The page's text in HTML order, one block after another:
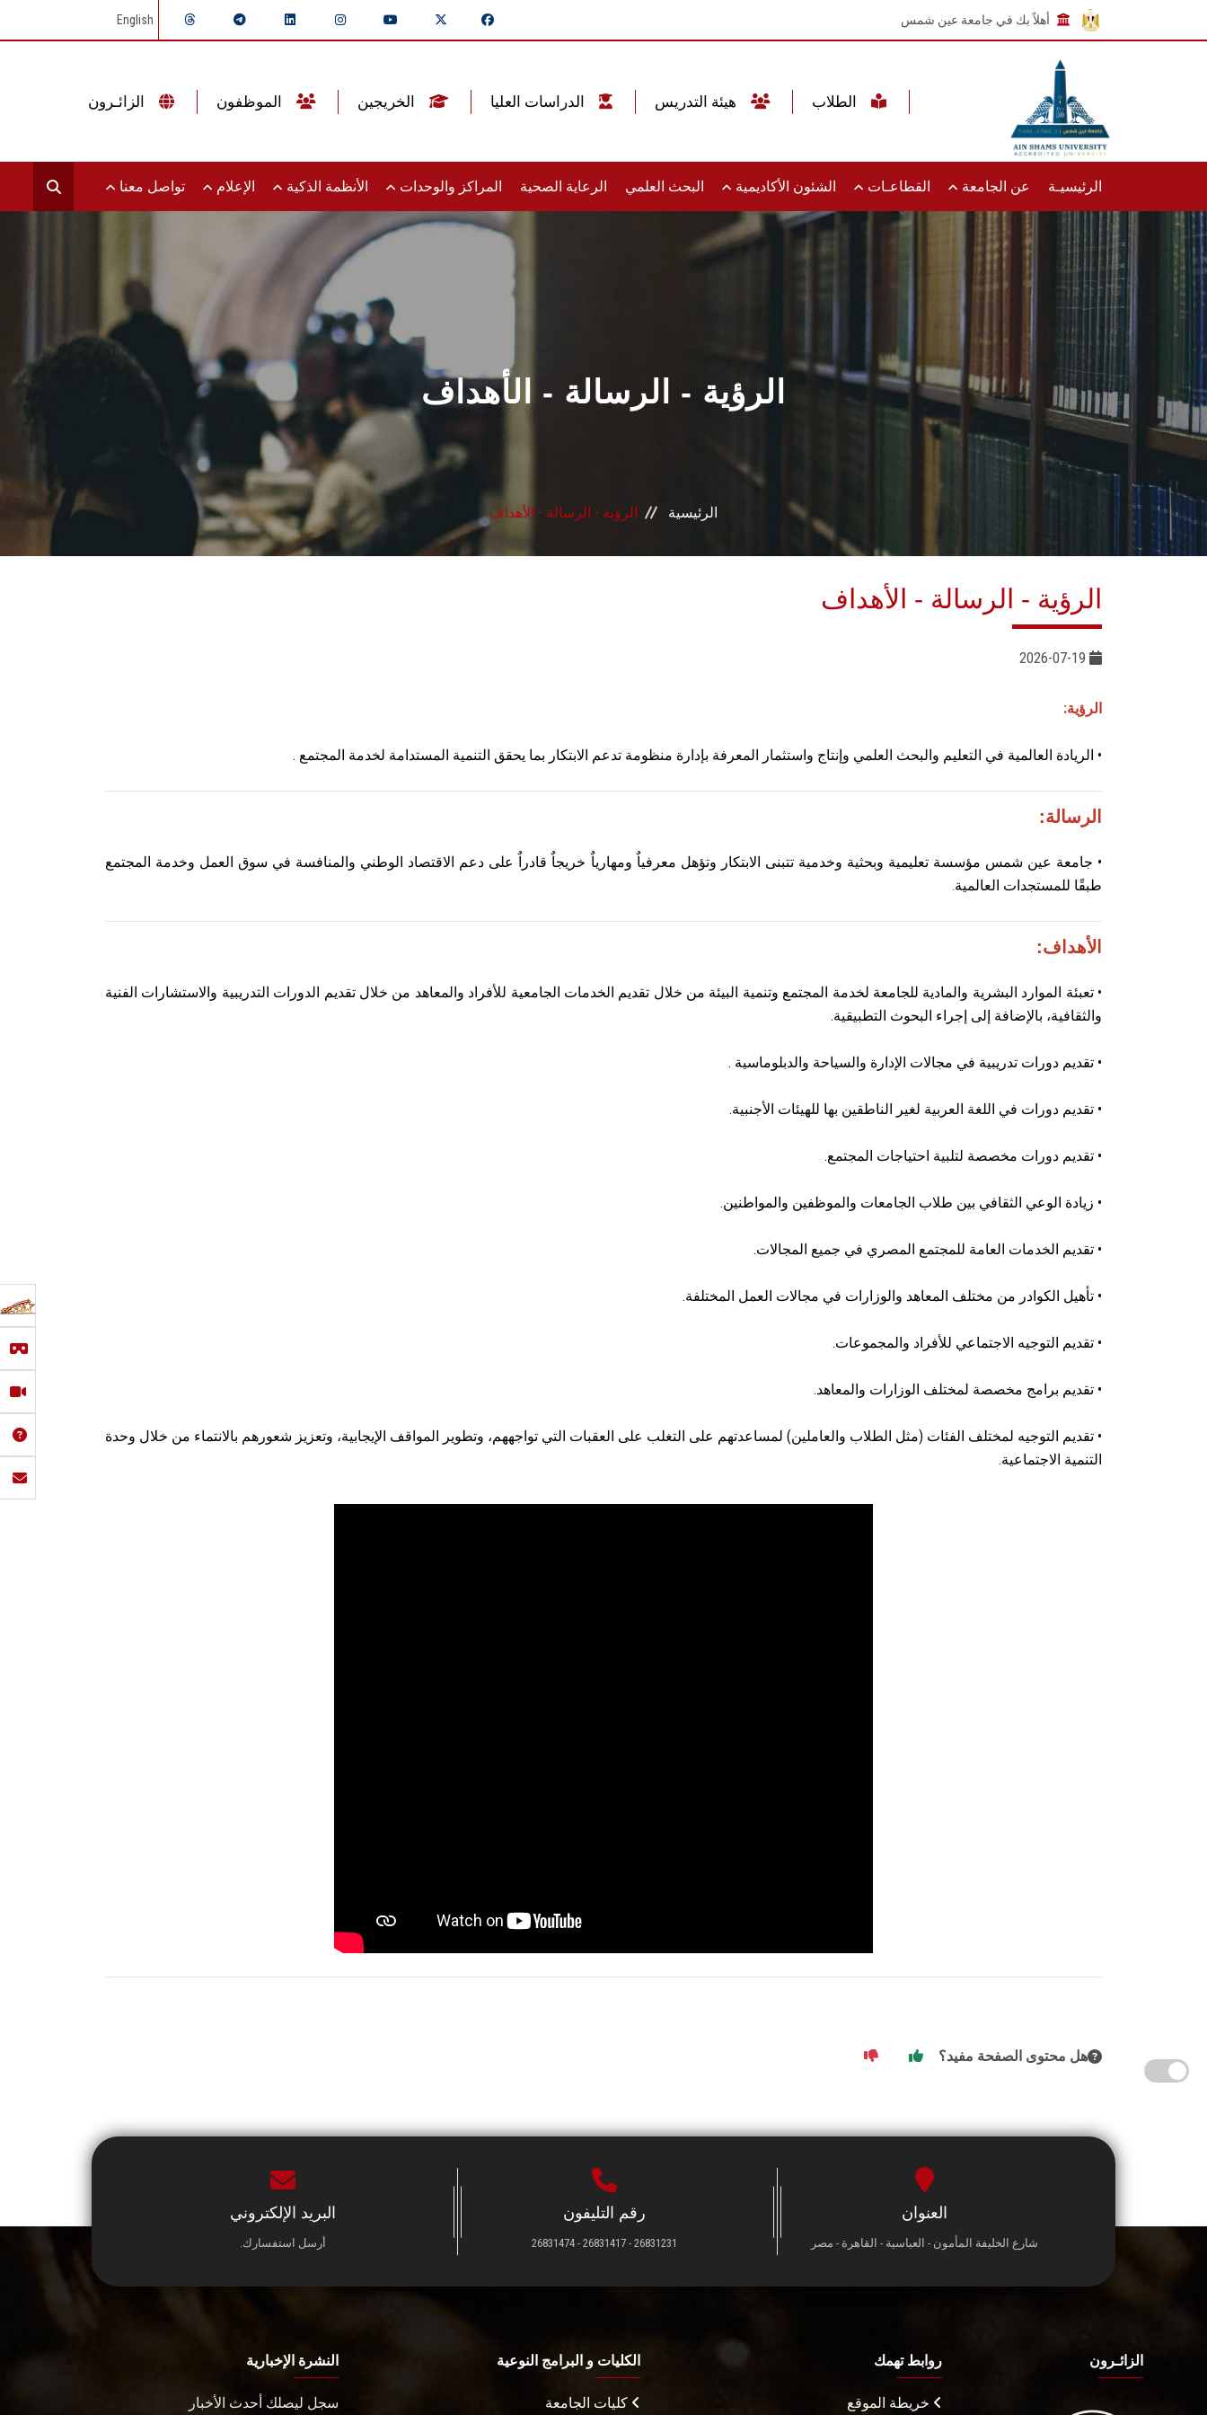
أهلاً بك في جامعة عين شمس English
الرئيسيـة عن الجامعة القطاعـات الشئون الأكاديمية البحث العلمي الرعاية الصحية المراكز والوحدات الأنظمة الذكية الإعلام تواصل معنا
الرؤية - الرسالة - الأهداف
الرئيسية الرؤية - الرسالة - الأهداف
الرؤية - الرسالة - الأهداف
الرؤية:
• الريادة العالمية في التعليم والبحث العلمي وإنتاج واستثمار المعرفة بإدارة منظومة تدعم الابتكار بما يحقق التنمية المستدامة لخدمة المجتمع .
الرسالة:
• جامعة عين شمس مؤسسة تعليمية وبحثية وخدمية تتبنى الابتكار وتؤهل معرفياٌ ومهارياٌ خريجاٌ قادراٌ على دعم الاقتصاد الوطني والمنافسة في سوق العمل وخدمة المجتمع
طبقًا للمستجدات العالمية.
الأهداف:
• تعبئة الموارد البشرية والمادية للجامعة لخدمة المجتمع وتنمية البيئة من خلال تقديم الخدمات الجامعية للأفراد والمعاهد من خلال تقديم الدورات التدريبية والاستشارات الفنية
والثقافية، بالإضافة إلى إجراء البحوث التطبيقية.
• تقديم دورات تدريبية في مجالات الإدارة والسياحة والدبلوماسية .
• تقديم دورات في اللغة العربية لغير الناطقين بها للهيئات الأجنبية.
• تقديم دورات مخصصة لتلبية احتياجات المجتمع.
• زيادة الوعي الثقافي بين طلاب الجامعات والموظفين والمواطنين.
• تقديم الخدمات العامة للمجتمع المصري في جميع المجالات.
• تأهيل الكوادر من مختلف المعاهد والوزارات في مجالات العمل المختلفة.
• تقديم التوجيه الاجتماعي للأفراد والمجموعات.
• تقديم برامج مخصصة لمختلف الوزارات والمعاهد.
• تقديم التوجيه لمختلف الفئات (مثل الطلاب والعاملين) لمساعدتهم على التغلب على العقبات التي تواجههم، وتطوير المواقف الإيجابية، وتعزيز شعورهم بالانتماء من خلال وحدة
التنمية الاجتماعية.
هل محتوى الصفحة مفيد؟
العنوان
شارع الخليفة المأمون - العباسية - القاهرة - مصر
رقم التليفون
26831231 - 26831417 - 26831474
البريد الإلكتروني
أرسل استفسارك.
الزائـرون روابط تهمك
خريطة الموقع
الكليات و البرامج النوعية
كليات الجامعة
النشرة الإخبارية
سجل ليصلك أحدث الأخبار